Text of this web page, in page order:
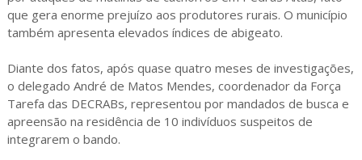
que gera enorme prejuízo aos produtores rurais. O município
também apresenta elevados índices de abigeato.
Diante dos fatos, após quase quatro meses de investigações,
o delegado André de Matos Mendes, coordenador da Força
Tarefa das DECRABs, representou por mandados de busca e
apreensão na residência de 10 indivíduos suspeitos de
integrarem o bando.